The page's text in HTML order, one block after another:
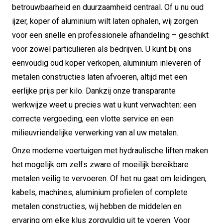
betrouwbaarheid en duurzaamheid centraal. Of u nu oud
ijzer, koper of aluminium wilt laten ophalen, wij zorgen
voor een snelle en professionele afhandeling – geschikt
voor zowel particulieren als bedrijven. U kunt bij ons
eenvoudig oud koper verkopen, aluminium inleveren of
metalen constructies laten afvoeren, altijd met een
eerlijke prijs per kilo. Dankzij onze transparante
werkwijze weet u precies wat u kunt verwachten: een
correcte vergoeding, een vlotte service en een
milieuvriendelijke verwerking van al uw metalen.
Onze moderne voertuigen met hydraulische liften maken
het mogelijk om zelfs zware of moeilijk bereikbare
metalen veilig te vervoeren. Of het nu gaat om leidingen,
kabels, machines, aluminium profielen of complete
metalen constructies, wij hebben de middelen en
ervaring om elke klus zorgvuldig uit te voeren. Voor